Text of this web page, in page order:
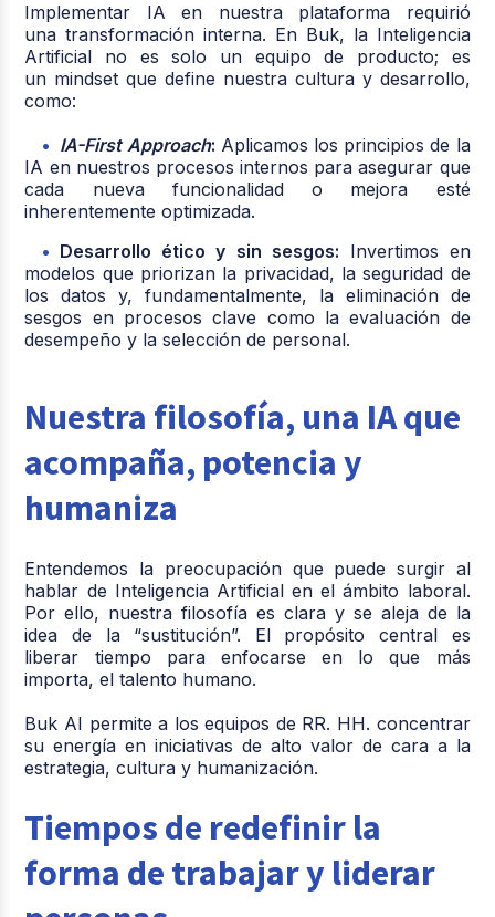
Implementar IA en nuestra plataforma requirió
una transformación interna. En Buk, la Inteligencia
Artificial no es solo un equipo de producto; es
un mindset que define nuestra cultura y desarrollo,
como:
IA-First Approach: Aplicamos los principios de la
IA en nuestros procesos internos para asegurar que
cada nueva funcionalidad o mejora esté
inherentemente optimizada.
Desarrollo ético y sin sesgos: Invertimos en
modelos que priorizan la privacidad, la seguridad de
los datos y, fundamentalmente, la eliminación de
sesgos en procesos clave como la evaluación de
desempeño y la selección de personal.
Nuestra filosofía, una IA que
acompaña, potencia y
humaniza
Entendemos la preocupación que puede surgir al
hablar de Inteligencia Artificial en el ámbito laboral.
Por ello, nuestra filosofía es clara y se aleja de la
idea de la “sustitución”. El propósito central es
liberar tiempo para enfocarse en lo que más
importa, el talento humano.
Buk AI permite a los equipos de RR. HH. concentrar
su energía en iniciativas de alto valor de cara a la
estrategia, cultura y humanización.
Tiempos de redefinir la
forma de trabajar y liderar